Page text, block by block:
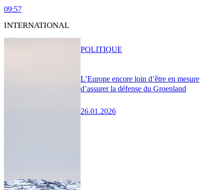
09:57
INTERNATIONAL
L’Europe encore loin d’être en mesure
d’assurer la défense du Groenland
26.01.2026
POLITIQUE